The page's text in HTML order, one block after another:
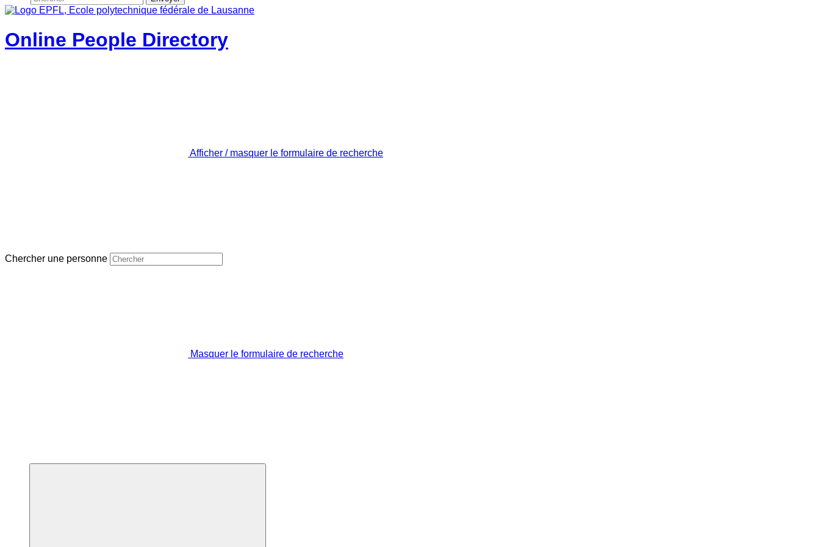
Online People Directory
Afficher / masquer le formulaire de recherche
Chercher une personne
Masquer le formulaire de recherche